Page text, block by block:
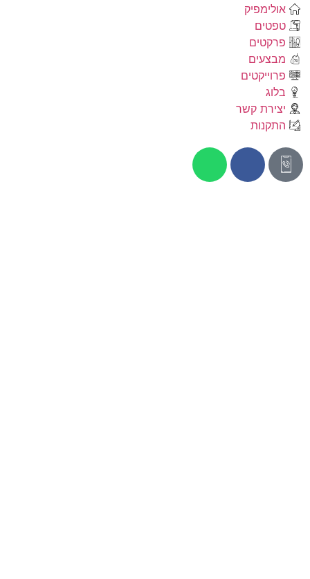
אולימפיק
טפטים
פרקטים
מבצעים
פרוייקטים
בלוג
יצירת קשר
התקנות